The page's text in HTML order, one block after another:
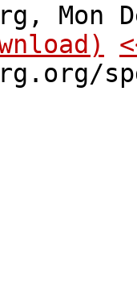
Mon